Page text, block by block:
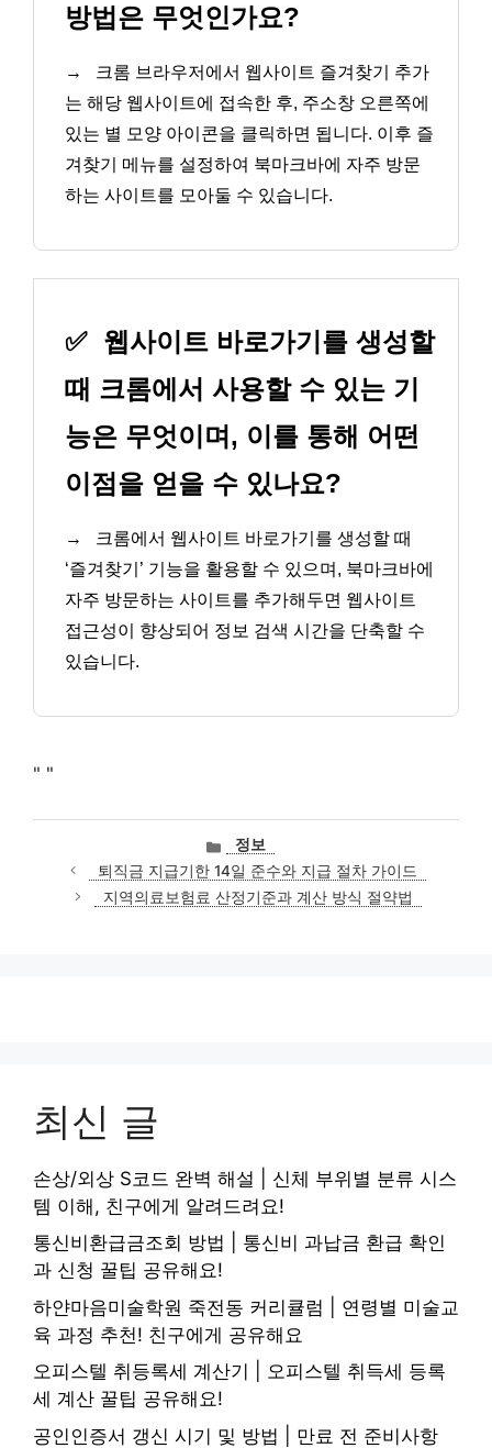
방법은 무엇인가요?
→
크롬 브라우저에서 웹사이트 즐겨찾기 추가
는 해당 웹사이트에 접속한 후, 주소창 오른쪽에
있는 별 모양 아이콘을 클릭하면 됩니다. 이후 즐
겨찾기 메뉴를 설정하여 북마크바에 자주 방문
하는 사이트를 모아둘 수 있습니다.
✅ 웹사이트 바로가기를 생성할
때 크롬에서 사용할 수 있는 기
능은 무엇이며, 이를 통해 어떤
이점을 얻을 수 있나요?
→
크롬에서 웹사이트 바로가기를 생성할 때
‘즐겨찾기’ 기능을 활용할 수 있으며, 북마크바에
자주 방문하는 사이트를 추가해두면 웹사이트
접근성이 향상되어 정보 검색 시간을 단축할 수
있습니다.
" "
카
테
고
리
정보
퇴직금 지급기한 14일 준수와 지급 절차 가이드
지역의료보험료 산정기준과 계산 방식 절약법
최신 글
손상/외상 S코드 완벽 해설 | 신체 부위별 분류 시스
템 이해, 친구에게 알려드려요!
통신비환급금조회 방법 | 통신비 과납금 환급 확인
과 신청 꿀팁 공유해요!
하얀마음미술학원 죽전동 커리큘럼 | 연령별 미술교
육 과정 추천! 친구에게 공유해요
오피스텔 취등록세 계산기 | 오피스텔 취득세 등록
세 계산 꿀팁 공유해요!
공인인증서 갱신 시기 및 방법 | 만료 전 준비사항